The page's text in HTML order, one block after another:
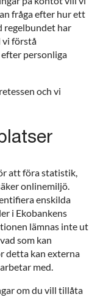
fråga efter hur ett
regelbundet har
vi förstå
personliga
och vi
att föra statistik,
onlinemiljö.
enskilda
i Ekobankens
lämnas inte ut
som kan
detta kan externa
med.
om du vill tillåta